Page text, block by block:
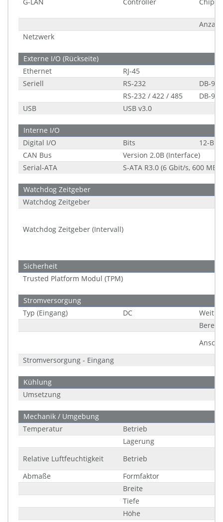
Anzahl
Netzwerk
Externe I/O (Rückseite)
Ethernet
RJ-45
Seriell
RS-232
DB-9
RS-232 / 422 / 485
DB-9
USB
USB v3.0
Interne I/O
Digital I/O
Bits
12-Bit
CAN Bus
Version 2.0B (Interface)
Serial-ATA
S-ATA R3.0 (6 Gbit/s, 600 MB/
Watchdog Zeitgeber
Watchdog Zeitgeber
Watchdog Zeitgeber (Intervall)
Sicherheit
Trusted Platform Modul (TPM)
Stromversorgung
Typ (Eingang)
DC
Stromversorgung - Eingang
Kühlung
Umsetzung
Mechanik / Umgebung
Temperatur
Betrieb
Lagerung
Relative Luftfeuchtigkeit
Betrieb
Abmaße
Formfaktor
Breite
Tiefe
Höhe